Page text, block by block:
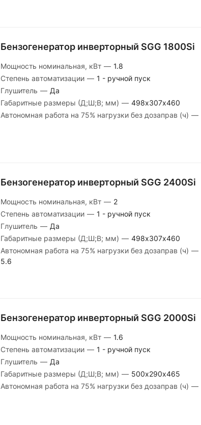
Бензогенератор инверторный SGG 1800Si
Мощность номинальная, кВт — 1.8
Степень автоматизации — 1 - ручной пуск
Глушитель — Да
Габаритные размеры (Д;Ш;В; мм) — 498х307х460
Автономная работа на 75% нагрузки без дозаправ (ч) —
Бензогенератор инверторный SGG 2400Si
Мощность номинальная, кВт — 2
Степень автоматизации — 1 - ручной пуск
Глушитель — Да
Габаритные размеры (Д;Ш;В; мм) — 498х307х460
Автономная работа на 75% нагрузки без дозаправ (ч) —
5.6
Бензогенератор инверторный SGG 2000Si
Мощность номинальная, кВт — 1.6
Степень автоматизации — 1 - ручной пуск
Глушитель — Да
Габаритные размеры (Д;Ш;В; мм) — 500х290х465
Автономная работа на 75% нагрузки без дозаправ (ч) —